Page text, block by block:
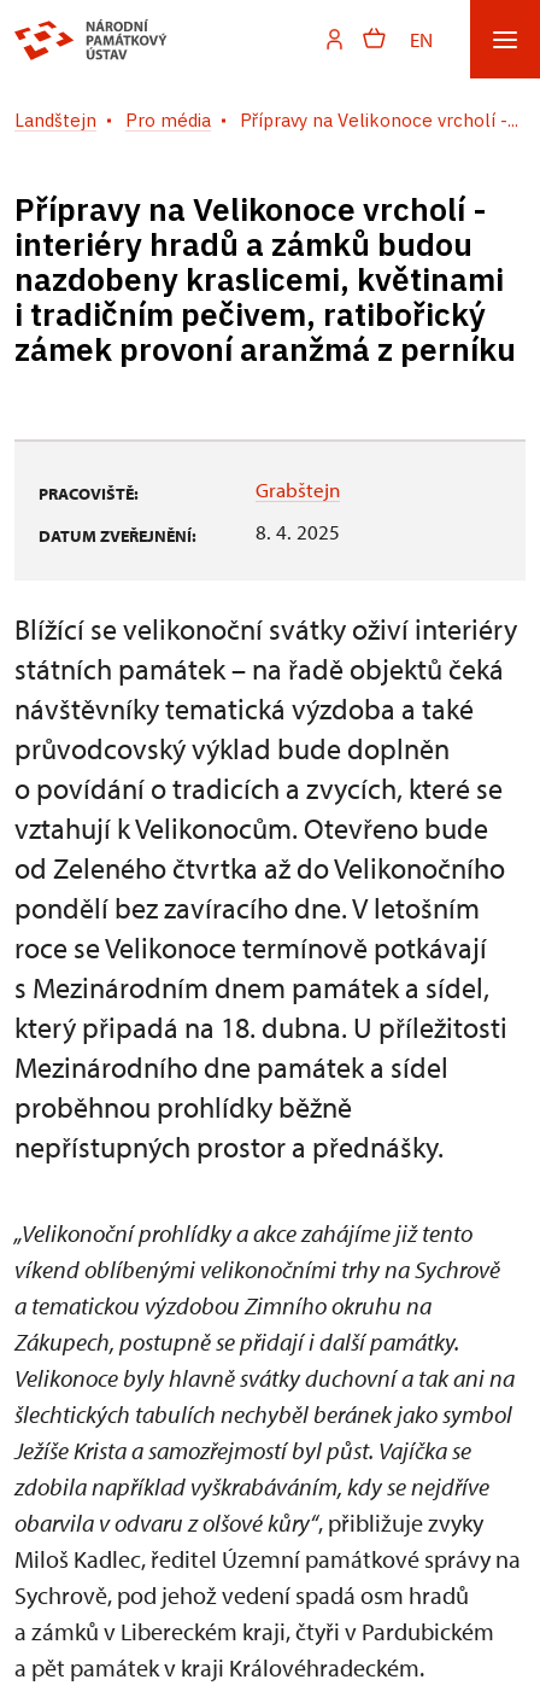
EN
Landštejn Pro média Přípravy na Velikonoce vrcholí -...
Přípravy na Velikonoce vrcholí -
interiéry hradů a zámků budou
nazdobeny kraslicemi, květinami
i tradičním pečivem, ratibořický
zámek provoní aranžmá z perníku
PRACOVIŠTĚ: Grabštejn
DATUM ZVEŘEJNĚNÍ: 8. 4. 2025
Blížící se velikonoční svátky oživí interiéry
státních památek – na řadě objektů čeká
návštěvníky tematická výzdoba a také
průvodcovský výklad bude doplněn
o povídání o tradicích a zvycích, které se
vztahují k Velikonocům. Otevřeno bude
od Zeleného čtvrtka až do Velikonočního
pondělí bez zavíracího dne. V letošním
roce se Velikonoce termínově potkávají
s Mezinárodním dnem památek a sídel,
který připadá na 18. dubna. U příležitosti
Mezinárodního dne památek a sídel
proběhnou prohlídky běžně
nepřístupných prostor a přednášky.
„Velikonoční prohlídky a akce zahájíme již tento
víkend oblíbenými velikonočními trhy na Sychrově
a tematickou výzdobou Zimního okruhu na
Zákupech, postupně se přidají i další památky.
Velikonoce byly hlavně svátky duchovní a tak ani na
šlechtických tabulích nechyběl beránek jako symbol
Ježíše Krista a samozřejmostí byl půst. Vajíčka se
zdobila například vyškrabáváním, kdy se nejdříve
obarvila v odvaru z olšové kůry“, přibližuje zvyky
Miloš Kadlec, ředitel Územní památkové správy na
Sychrově, pod jehož vedení spadá osm hradů
a zámků v Libereckém kraji, čtyři v Pardubickém
a pět památek v kraji Královéhradeckém.